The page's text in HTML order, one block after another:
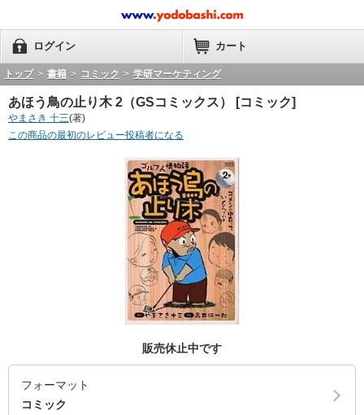
ログイン カート
トップ > 書籍 > コミック > 学研マーケティング
あほう鳥の止り木 2（GSコミックス） [コミック]
やまさき 十三(著)
この商品の最初のレビュー投稿者になる
販売休止中です
フォーマット
コミック